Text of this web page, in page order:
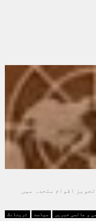
اقوام متحدہ میں
ٹرینڈنگ سیاست و عالمی خبریں